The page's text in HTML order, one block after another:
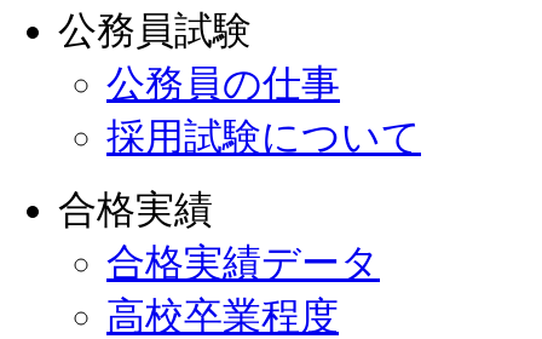
公務員試験
公務員の仕事
採用試験について
合格実績
合格実績データ
高校卒業程度